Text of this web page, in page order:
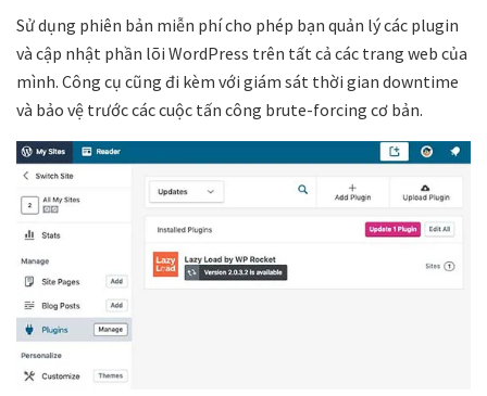
Sử dụng phiên bản miễn phí cho phép bạn quản lý các plugin
và cập nhật phần lõi WordPress trên tất cả các trang web của
mình. Công cụ cũng đi kèm với giám sát thời gian downtime
và bảo vệ trước các cuộc tấn công brute-forcing cơ bản.